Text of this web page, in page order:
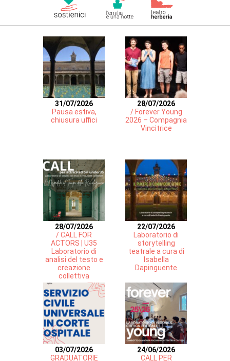
31/07/2026
Pausa estiva,
chiusura uffici
28/07/2026
/ Forever Young
2026 – Compagnia
Vincitrice
28/07/2026
/ CALL FOR
ACTORS | U35
Laboratorio di
analisi del testo e
creazione
collettiva
22/07/2026
Laboratorio di
storytelling
teatrale a cura di
Isabella
Dapinguente
03/07/2026
GRADUATORIE
24/06/2026
CALL PER